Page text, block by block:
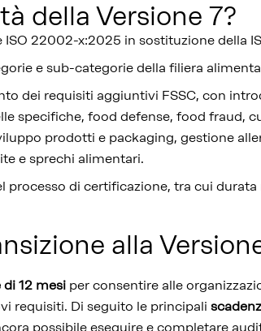
della Versione 7?
22002-x:2025 in sostituzione della
e sub-categorie della filiera
dei requisiti aggiuntivi FSSC, con
specifiche, food defense, food fraud,
prodotti e packaging, gestione
e sprechi alimentari.
processo di certificazione, tra cui
alla
12 mesi per consentire alle
requisiti. Di seguito le principali
possibile eseguire e completare